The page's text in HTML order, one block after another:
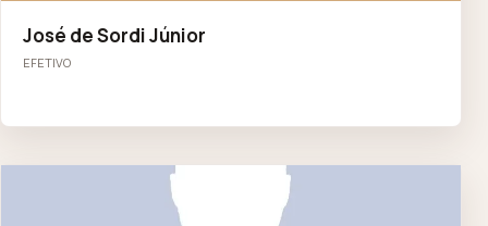
José de Sordi Júnior
EFETIVO